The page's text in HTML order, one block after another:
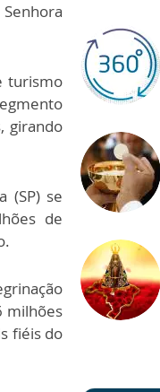
turismo
girando
(SP) se
de
milhões
fiéis do